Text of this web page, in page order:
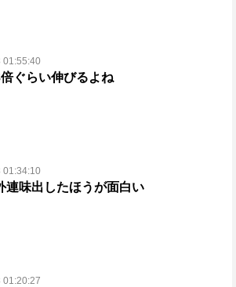
01:55:40
ぐらい伸びるよね
01:34:10
連味出したほうが面白い
01:20:27